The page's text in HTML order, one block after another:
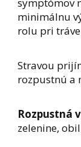
minimálnu
rolu pri
Stravou
rozpustnú a
Rozpustná
zelenine,